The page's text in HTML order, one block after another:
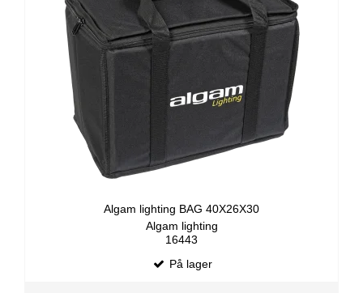
Algam lighting BAG 40X26X30
Algam lighting
16443
På lager